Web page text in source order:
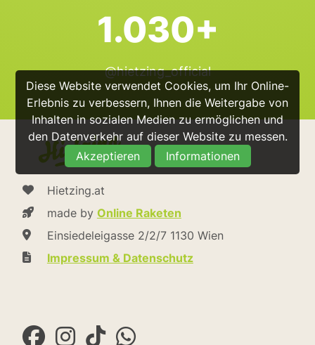
Diese Website verwendet Cookies, um Ihr Online-
Erlebnis zu verbessern, Ihnen die Weitergabe von
Inhalten in sozialen Medien zu ermöglichen und
den Datenverkehr auf dieser Website zu messen.
Akzeptieren
Informationen
1.030+
@hietzing_official
Hietzing.at
made by Online Raketen
Einsiedeleigasse 2/2/7 1130 Wien
Impressum & Datenschutz